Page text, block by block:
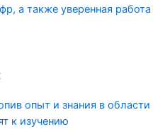
а также уверенная работа
опыт и знания в области
к изучению